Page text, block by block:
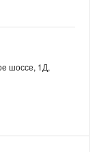
шоссе, 1Д,